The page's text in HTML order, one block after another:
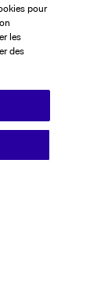
de 1994. Nous
olympique, ainsi
symbole
également faire
Viking et ses
et ses navires
pour
les
des